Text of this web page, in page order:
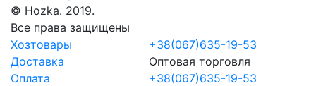
© Hozka. 2019.
Все права защищены
Хозтовары
Доставка
Оплата
+38(067)635-19-53
Оптовая торговля
+38(067)635-19-53